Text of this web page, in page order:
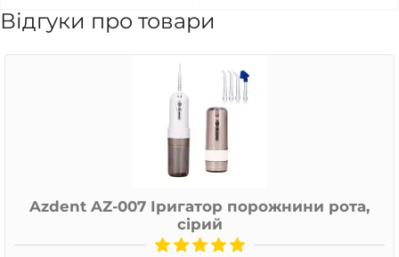
Відгуки про товари
Azdent AZ-007 Іригатор порожнини рота,
сірий